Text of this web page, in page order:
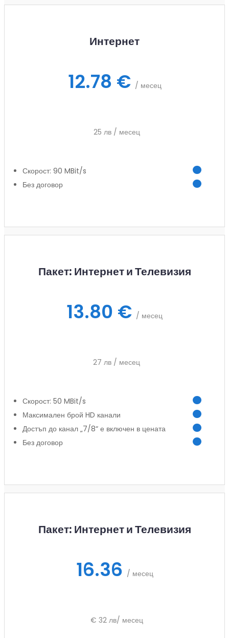
Интернет
12.78 € / месец
25 лв / месец
Скорост: 90 MBit/s
Без договор
Пакет: Интернет и Телевизия
13.80 € / месец
27 лв / месец
Скорост: 50 MBit/s
Максимален брой HD канали
Достъп до канал „7/8“ е включен в цената
Без договор
Пакет: Интернет и Телевизия
16.36 / месец
€ 32 лв/ месец